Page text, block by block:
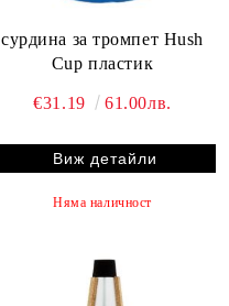
сурдина за тромпет Hush
Cup пластик
€31.19 61.00лв.
Виж детайли
Няма наличност